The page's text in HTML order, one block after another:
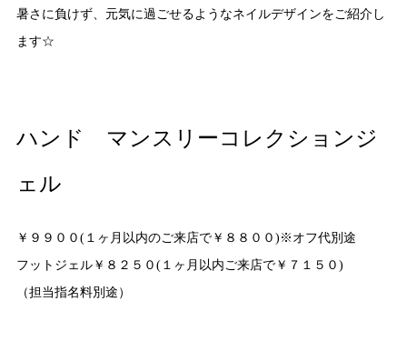
暑さに負けず、元気に過ごせるようなネイルデザインをご紹介し
ます☆
ハンド マンスリーコレクションジ
ェル
￥９９００(１ヶ月以内のご来店で￥８８００)※オフ代別途
フットジェル￥８２５０(１ヶ月以内ご来店で￥７１５０)
（担当指名料別途）